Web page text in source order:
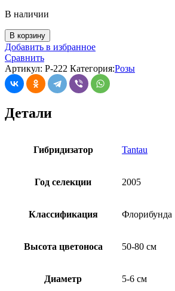
В наличии
В корзину
Добавить в избранное
Сравнить
Артикул: Р-222 Категория:Розы
Детали
Гибридизатор Tantau
Год селекции 2005
Классификация Флорибунда
Высота цветоноса 50-80 см
Диаметр 5-6 см